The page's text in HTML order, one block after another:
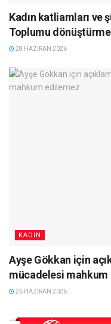
Kadın katliamları ve
Toplumu
28 HAZIRAN 2026
KADIN
Ayşe Gökkan için
mücadelesi
26 HAZIRAN 2026